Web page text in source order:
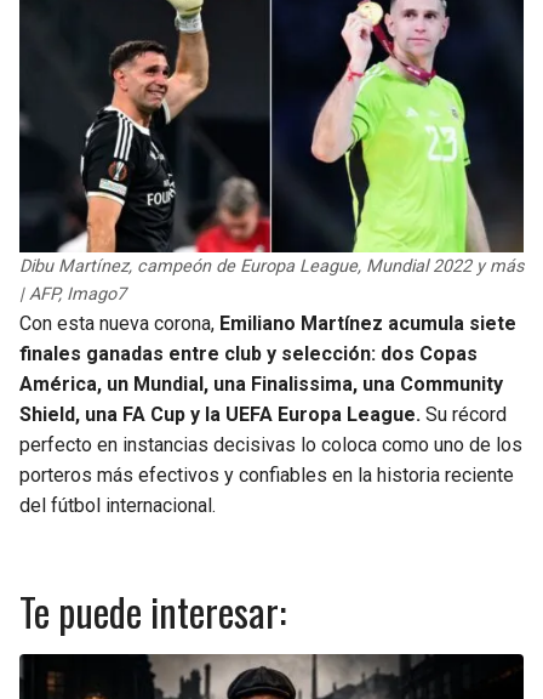
Dibu Martínez, campeón de Europa League, Mundial 2022 y más
| AFP, Imago7
Con esta nueva corona, Emiliano Martínez acumula siete
finales ganadas entre club y selección: dos Copas
América, un Mundial, una Finalissima, una Community
Shield, una FA Cup y la UEFA Europa League. Su récord
perfecto en instancias decisivas lo coloca como uno de los
porteros más efectivos y confiables en la historia reciente
del fútbol internacional.
Te puede interesar: